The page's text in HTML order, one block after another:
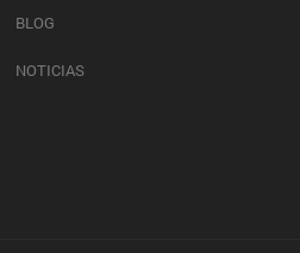
BLOG
NOTICIAS